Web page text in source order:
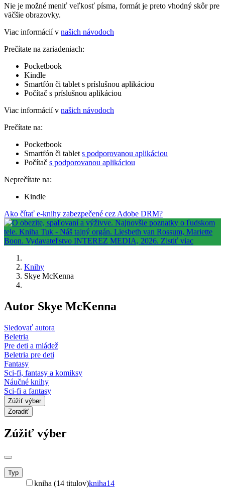
Nie je možné meniť veľkosť písma, formát je preto vhodný skôr pre
väčšie obrazovky.
Viac informácií v našich návodoch
Prečítate na zariadeniach:
Pocketbook
Kindle
Smartfón či tablet s príslušnou aplikáciou
Počítač s príslušnou aplikáciou
Viac informácií v našich návodoch
Prečítate na:
Pocketbook
Smartfón či tablet s podporovanou aplikáciou
Počítač s podporovanou aplikáciou
Neprečítate na:
Kindle
Ako čítať e-knihy zabezpečené cez Adobe DRM?
Knihy
Skye McKenna
Autor Skye McKenna
Sledovať autora
Beletria
Pre deti a mládež
Beletria pre deti
Fantasy
Sci-fi, fantasy a komiksy
Náučné knihy
Sci-fi a fantasy
Zúžiť výber
Zoradiť
Zúžiť výber
Typ
kniha (14 titulov)kniha14